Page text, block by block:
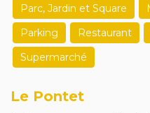
Parc, Jardin et Square
Parking
Restaurant
Supermarché
Le Pontet